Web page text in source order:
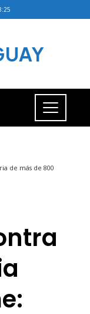
de más de 800